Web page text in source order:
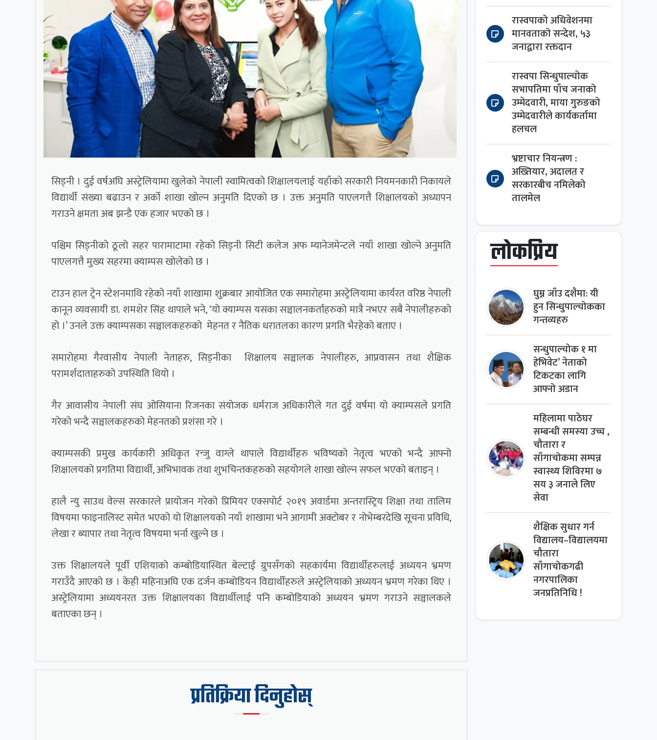
सिड्नी । दुई वर्षअघि अस्ट्रेलियामा खुलेको नेपाली स्वामित्वको शिक्षालयलाई यहाँको सरकारी नियमनकारी निकायले
विद्यार्थी संख्या बढाउन र अर्को शाखा खोल्न अनुमति दिएको छ । उक्त अनुमति पाएलगत्तै शिक्षालयको अध्यापन
गराउने क्षमता अब झन्डै एक हजार भएको छ ।
पश्चिम सिड्नीको ठूलो सहर पारामाटामा रहेको सिड्नी सिटी कलेज अफ म्यानेजमेन्टले नयाँ शाखा खोल्ने अनुमति
पाएलगत्तै मुख्य सहरमा क्याम्पस खोलेको छ ।
टाउन हाल ट्रेन स्टेशनमाथि रहेको नयाँ शाखामा शुक्रबार आयोजित एक समारोहमा अस्ट्रेलियामा कार्यरत वरिष्ठ नेपाली
कानून व्यवसायी डा. शमशेर सिंह थापाले भने, ‘यो क्याम्पस यसका सञ्चालनकर्ताहरुको मात्रै नभएर सबै नेपालीहरुको
हो ।’ उनले उक्त क्याम्पसका सञ्चालकहरुको मेहनत र नैतिक धरातलका कारण प्रगति भैरहेको बताए ।
समारोहमा गैरवासीय नेपाली नेताहरु, सिड्नीका शिक्षालय सञ्चालक नेपालीहरु, आप्रवासन तथा शैक्षिक
परामर्शदाताहरुको उपस्थिति थियो ।
गैर आवासीय नेपाली संघ ओसियाना रिजनका संयोजक धर्मराज अधिकारीले गत दुई वर्षमा यो क्याम्पसले प्रगति
गरेको भन्दै सञ्चालकहरुको मेहनतको प्रशंसा गरे ।
क्याम्पसकी प्रमुख कार्यकारी अधिकृत रन्जु वाग्ले थापाले विद्यार्थीहरु भविष्यको नेतृत्व भएको भन्दै आफ्नो
शिक्षालयको प्रगतिमा विद्यार्थी, अभिभावक तथा शुभचिन्तकहरुको सहयोगले शाखा खोल्न सफल भएको बताइन् ।
हालै न्यु साउथ वेल्स सरकारले प्रायोजन गरेको प्रिमियर एक्सपोर्ट २०१९ अवार्डमा अन्तरास्ट्रिय शिक्षा तथा तालिम
विषयमा फाइनालिस्ट समेत भएको यो शिक्षालयको नयाँ शाखामा भने आगामी अक्टोबर र नोभेम्बरदेखि सूचना प्रविधि,
लेखा र ब्यापार तथा नेतृत्व विषयमा भर्ना खुल्ने छ ।
उक्त शिक्षालयले पूर्वी एशियाको कम्बोडियास्थित बेल्टाई ग्रुपसँगको सहकार्यमा विद्यार्थीहरुलाई अध्ययन भ्रमण
गराउँदै आएको छ । केही महिनाअघि एक दर्जन कम्बोडियन विद्यार्थीहरुले अस्ट्रेलियाको अध्ययन भ्रमण गरेका थिए ।
अस्ट्रेलियामा अध्ययनरत उक्त शिक्षालयका विद्यार्थीलाई पनि कम्बोडियाको अध्ययन भ्रमण गराउने सञ्चालकले
बताएका छन् ।
प्रतिक्रिया दिनुहोस्
रास्वपाको अधिवेशनमा
मानवताको सन्देश, ५३
जनाद्वारा रक्तदान
रास्वपा सिन्धुपाल्चोक
सभापतिमा पाँच जनाको
उम्मेदवारी, माया गुरुङको
उम्मेदवारीले कार्यकर्तामा
हलचल
भ्रष्टाचार नियन्त्रण :
अख्तियार, अदालत र
सरकारबीच नमिलेको
तालमेल
लोकप्रिय
घुम्न जाँउ दशैमा: यी
हुन सिन्धुपाल्चोकका
गन्तव्यहरु
सन्धुपाल्चोक १ मा
हेभिवेट’ नेताको
टिकटका लागि
आफ्नो अडान
महिलामा पाठेघर
सम्बन्धी समस्या उच्च ,
चौतारा र
साँगाचोकमा सम्पन्न
स्वास्थ्य शिविरमा ७
सय ३ जनाले लिए
सेवा
शैक्षिक सुधार गर्न
विद्यालय–विद्यालयमा
चौतारा
साँगाचोकगढी
नगरपालिका
जनप्रतिनिधि !